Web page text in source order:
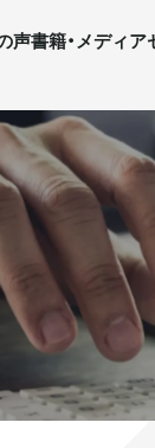
声書籍・メディア
ション
ンション
大和財託の意志会